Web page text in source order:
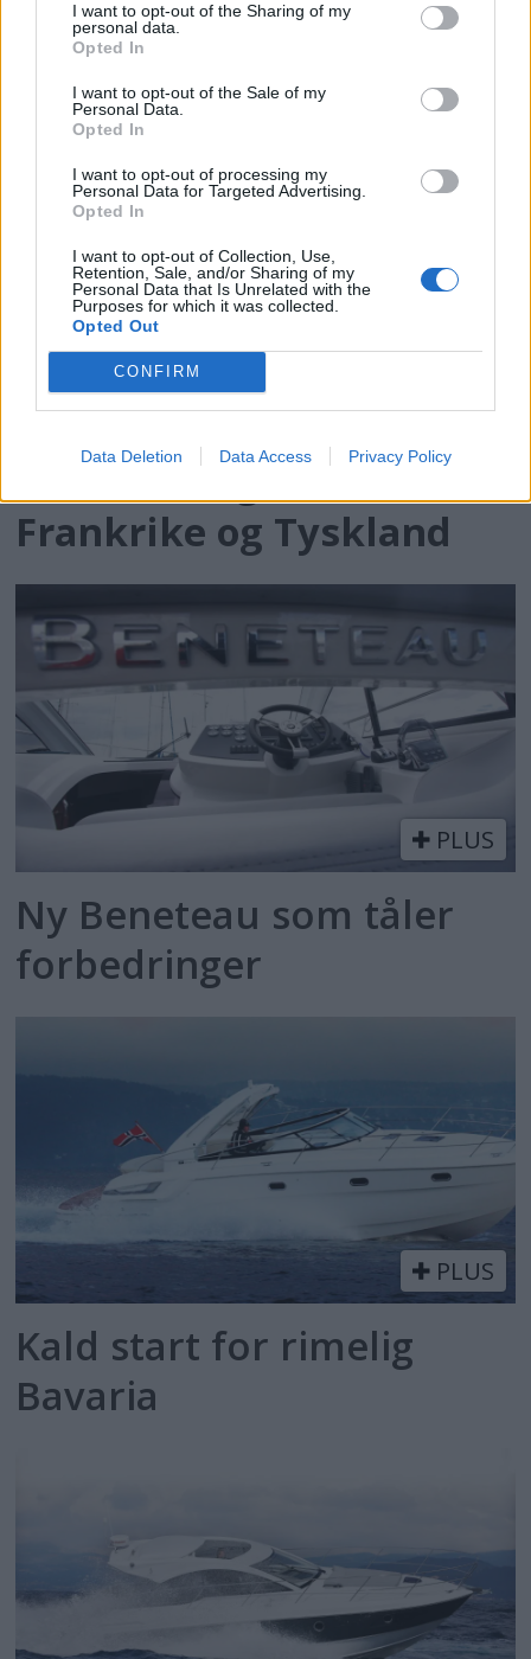
I want to opt-out of the Sharing of my
personal data.
Opted In
I want to opt-out of the Sale of my
Personal Data.
Opted In
I want to opt-out of processing my
Personal Data for Targeted Advertising.
Opted In
I want to opt-out of Collection, Use,
Retention, Sale, and/or Sharing of my
Personal Data that Is Unrelated with the
Purposes for which it was collected.
Opted Out
CONFIRM
Data Deletion Data Access Privacy Policy
Sjøhytte med egen
strand
PLUS
Fortsatt krig mellom
Frankrike og Tyskland
PLUS
Ny Beneteau som tåler
forbedringer
PLUS
Kald start for rimelig
Bavaria